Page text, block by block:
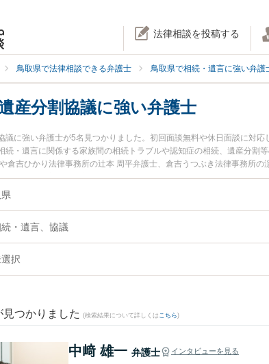
法律相談を投稿する
鳥取県で法律相談できる弁護士 鳥取県で相続・遺言に強い弁護
産分割協議に強い弁護士
議に強い弁護士が5名見つかりました。初回面談無料や休日面談に対
続・遺言に関係する家族間の相続トラブルや認知症の相続、遺産分
倉吉ひかり法律事務所の辻本 周平弁護士、倉吉うつぶき法律事務所
発生した遺産分割協議のトラブルを今すぐに弁護士に相談したい』
相談できる鳥取県内の弁護士に相談予約したい』などでお困りの相談者
・遺言、協議
択
見つかりました (検索結果について詳しくは こちら)
中﨑 雄一 弁護士 インタビューを見る